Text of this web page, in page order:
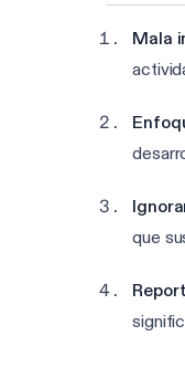
Mala
que